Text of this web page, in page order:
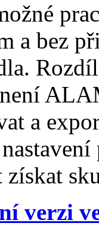
a bez
a
verzi